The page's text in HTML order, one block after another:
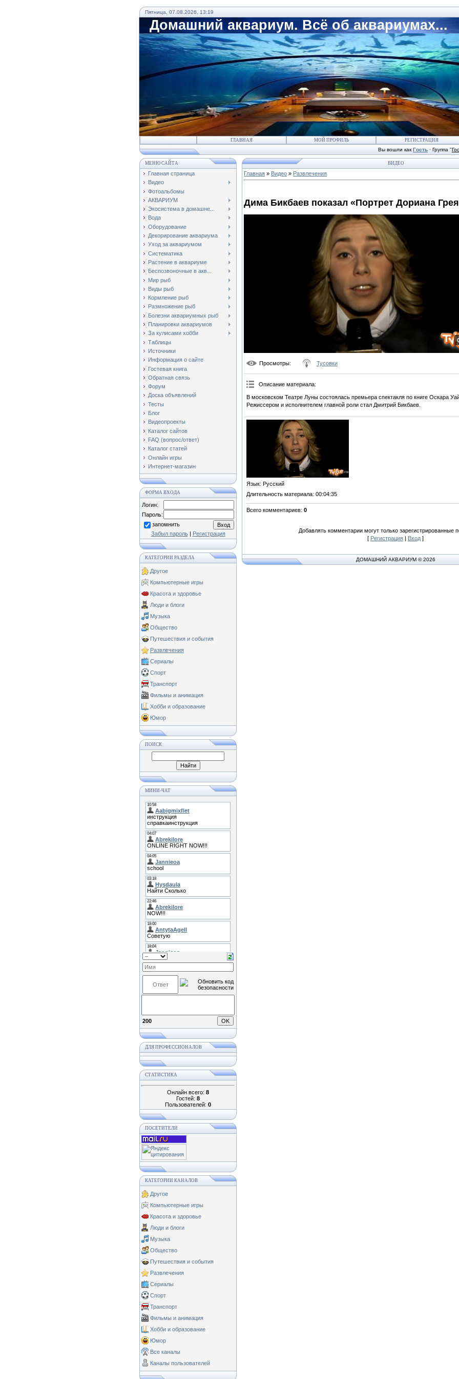
Пятница, 07.08.2026, 13:19
Домашний аквариум. Всё об аквариумах...
ГЛАВНАЯ МОЙ ПРОФИЛЬ РЕГИСТРАЦИЯ
Вы вошли как Гость · Группа "
МЕНЮ САЙТА
Главная страница
Видео
Фотоальбомы
АКВАРИУМ
Экосистема в домашне...
Вода
Оборудование
Декорирование аквариума
Уход за аквариумом
Систематика
Растение в аквариуме
Беспозвоночные в акв...
Мир рыб
Виды рыб
Кормление рыб
Размножение рыб
Болезни аквариумных рыб
Планировки аквариумов
За кулисами хобби
Таблицы
Источники
Информация о сайте
Гостевая книга
Обратная связь
Форум
Доска объявлений
Тесты
Блог
Видеопроекты
Каталог сайтов
FAQ (вопрос/ответ)
Каталог статей
Онлайн игры
Интернет-магазин
ФОРМА ВХОДА
Логин:
Пароль:
запомнить
Забыл пароль| Регистрация
КАТЕГОРИИ РАЗДЕЛА
Другое
Компьютерные игры
Красота и здоровье
Люди и блоги
Музыка
Общество
Путешествия и события
Развлечения
Сериалы
Спорт
Транспорт
Фильмы и анимация
Хобби и образование
Юмор
ПОИСК
МИНИ-ЧАТ
200
ДЛЯ ПРОФЕССИОНАЛОВ
СТАТИСТИКА
Онлайн всего: 8
Гостей: 8
Пользователей: 0
ПОСЕТИТЕЛИ
КАТЕГОРИИ КАНАЛОВ
Другое
Компьютерные игры
Красота и здоровье
Люди и блоги
Музыка
Общество
Путешествия и события
Развлечения
Сериалы
Спорт
Транспорт
Фильмы и анимация
Хобби и образование
Юмор
Все каналы
Каналы пользователей
ВИДЕО
Главная » Видео » Развлечения
Дима Бикбаев показал «Портрет Дориана
Просмотры: Тусовки
Описание материала:
В московском Театре Луны состоялась премьера спектакля по книге Оскара
Режиссером и исполнителем главной роли стал Дмитрий Бикбаев.
Язык: Русский
Длительность материала: 00:04:35
Всего комментариев: 0
Добавлять комментарии могут только зарегистрированные
[ Регистрация | Вход ]
ДОМАШНИЙ АКВАРИУМ © 2026